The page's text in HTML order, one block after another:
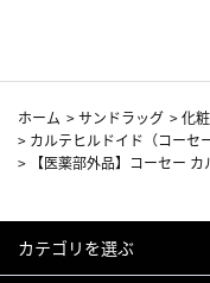
ホーム >サンドラッグ >化
> カルテヒルドイド（コーセー
>
【医薬部外品】コーセー
カテゴリを選ぶ